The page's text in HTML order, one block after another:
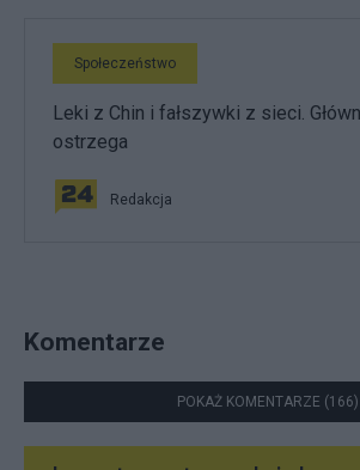
Społeczeństwo
Leki z Chin i fałszywki z sieci.
ostrzega
Redakcja
Komentarze
POKAŻ KOMENTARZE (166)